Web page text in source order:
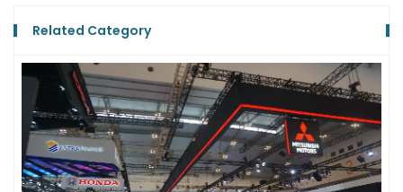
Related Category